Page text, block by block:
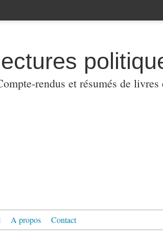
rendus et résumés de
A propos Contact